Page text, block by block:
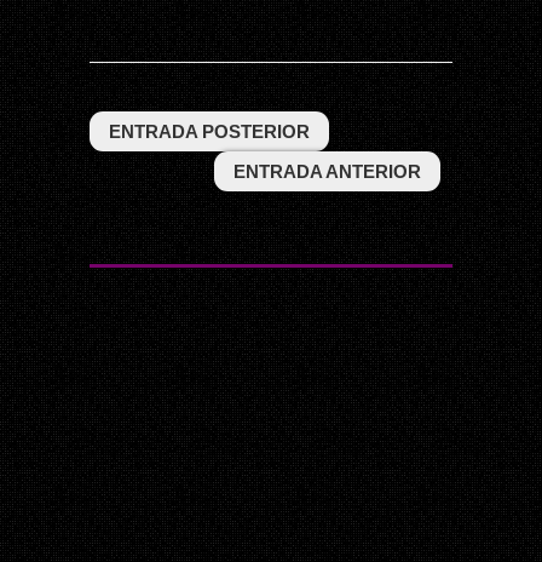
ENTRADA POSTERIOR
ENTRADA ANTERIOR